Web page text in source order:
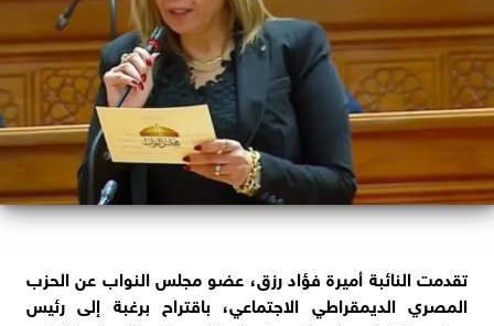
تقدمت النائبة أميرة فؤاد رزق، عضو مجلس النواب عن الحزب
المصري الديمقراطي الاجتماعي، باقتراح برغبة إلى رئيس